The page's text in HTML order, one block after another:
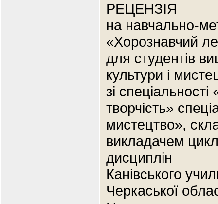
РЕЦЕНЗІЯ
на навчально-
«Хорознавчий
для студентів
культури і
зі
творчість»
мистецтво»,
викладачем
дисциплін
Канівського
Черкаської